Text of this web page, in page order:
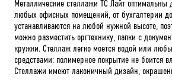
Металлические стеллажи ТС Лайт оптимальны
любых офисных помещений, от бухгалтерии
устанавливаются на любой нужной высоте,
можно разместить оргтехнику, папки с
кружки. Стеллаж легко моется водой или
средствами: полимерное покрытие не боится
Стеллажи имеют лаконичный дизайн,